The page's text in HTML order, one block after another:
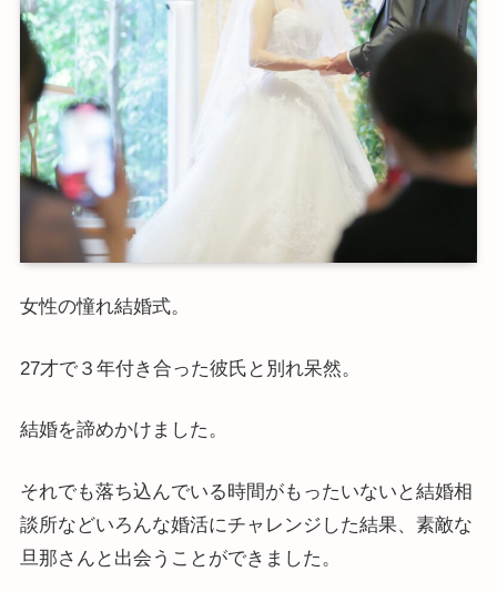
女性の憧れ結婚式。
27才で３年付き合った彼氏と別れ呆然。
結婚を諦めかけました。
それでも落ち込んでいる時間がもったいないと結婚相
談所などいろんな婚活にチャレンジした結果、素敵な
旦那さんと出会うことができました。